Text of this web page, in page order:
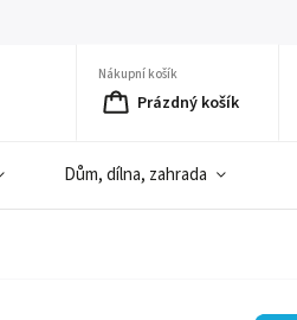
Nákupní košík
Prázdný košík
Dům, dílna, zahrada